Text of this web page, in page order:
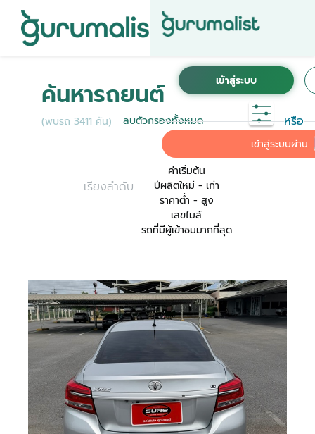
หรือ
เข้าสู่ระบบผ่าน
ค้นหารถยนต์
(พบรถ 3411 คัน) ลบตัวกรองทั้งหมด
เรียงลำดับ
ค่าเริ่มต้น
ปีผลิตใหม่ - เก่า
ราคาต่ำ - สูง
เลขไมล์
รถที่มีผู้เข้าชมมากที่สุด
เพื่อการใช้งานที่สะดวกที่สุด ระบบจะทำการเชื่อม
ต่อบัญชีการใช้งาน KINTO ของคุณเข้ากับ
Gurumalist